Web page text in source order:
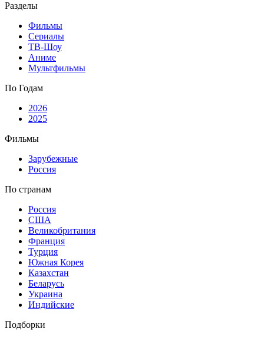
Разделы
Фильмы
Сериалы
ТВ-Шоу
Аниме
Мультфильмы
По Годам
2026
2025
Фильмы
Зарубежные
Россия
По странам
Россия
США
Великобритания
Франция
Турция
Южная Корея
Казахстан
Беларусь
Украина
Индийские
Подборки